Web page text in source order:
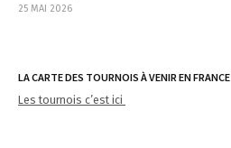
25 MAI 2026
LA CARTE DES TOURNOIS À VENIR EN FRANCE
Les tournois c’est ici